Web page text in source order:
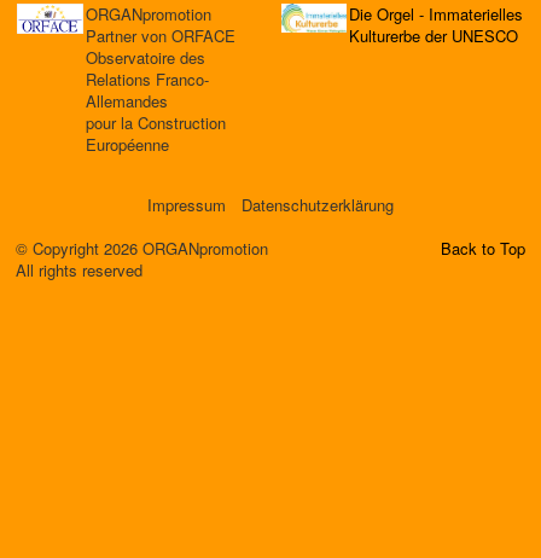
ORGANpromotion
Partner von ORFACE
Observatoire des
Relations Franco-
Allemandes
pour la Construction
Européenne
Die Orgel - Immaterielles
Kulturerbe der UNESCO
Impressum
Datenschutzerklärung
© Copyright 2026 ORGANpromotion
All rights reserved
Back to Top